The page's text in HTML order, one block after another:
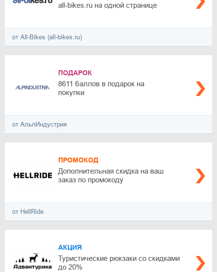
all-bikes.ru на одной странице
от All-Bikes (all-bikes.ru)
ПОДАРОК
8611 баллов в подарок на
покупки
от АльпИндустрия
ПРОМОКОД
Дополнительная скидка на ваш
заказ по промокоду
от HellRide
АКЦИЯ
Туристические рюкзаки со скидками
до 20%